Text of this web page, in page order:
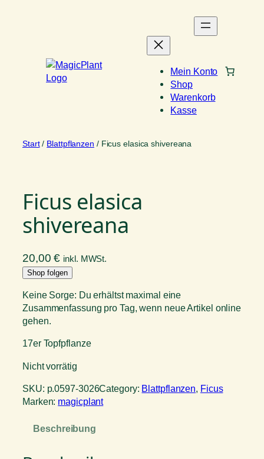
Mein Konto
Shop
Warenkorb
Kasse
Start/ Blattpflanzen / Ficus elasica shivereana
Ficus elasica
shivereana
20,00€ inkl. MWSt.
Shop folgen
Keine Sorge: Du erhältst maximal eine
Zusammenfassung pro Tag, wenn neue Artikel online
gehen.
17er Topfpflanze
Nicht vorrätig
SKU: p.0597-3026Category: Blattpflanzen, Ficus
Marken: magicplant
Beschreibung